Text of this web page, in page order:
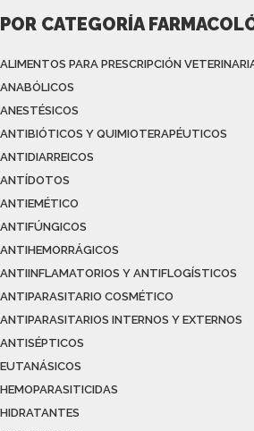
POR CATEGORÍA
ALIMENTOS PARA PRESCRIPCIÓN
ANABÓLICOS
ANESTÉSICOS
ANTIBIÓTICOS Y QUIMIOTERAPÉUTICOS
ANTIDIARREICOS
ANTÍDOTOS
ANTIEMÉTICO
ANTIFÚNGICOS
ANTIHEMORRÁGICOS
ANTIINFLAMATORIOS Y ANTIFLOGÍSTICOS
ANTIPARASITARIO COSMÉTICO
ANTIPARASITARIOS INTERNOS Y EXTERNOS
ANTISÉPTICOS
EUTANÁSICOS
HEMOPARASITICIDAS
HIDRATANTES